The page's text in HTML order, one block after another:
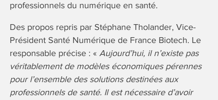
professionnels du numérique en santé.
Des propos repris par Stéphane Tholander, Vice-
Président Santé Numérique de France Biotech. Le
responsable précise : « Aujourd’hui, il n’existe pas
véritablement de modèles économiques pérennes
pour l’ensemble des solutions destinées aux
professionnels de santé. Il est nécessaire d’avoir